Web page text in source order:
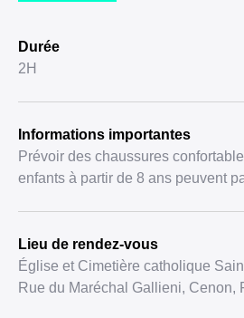
Durée
2H
Informations importantes
Prévoir des chaussures
enfants à partir de 8 ans peuvent
Lieu de rendez-vous
Église et Cimetière catholique
Rue du Maréchal Gallieni, Cenon,